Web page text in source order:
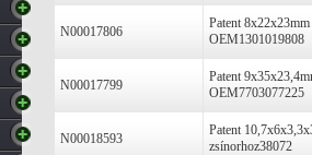
N00017806
Patent
OEM1301019808
N00017799
Patent
OEM7703077225
N00018593
Patent
zsínorhoz38072